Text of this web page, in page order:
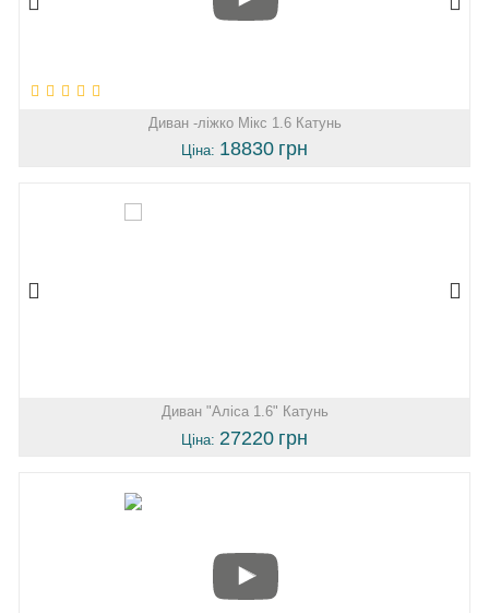
Диван -ліжко Мікс 1.6 Катунь
Ціна: 18830 грн
Диван "Аліса 1.6" Катунь
Ціна: 27220 грн